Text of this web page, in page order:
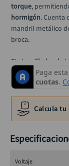
torque,
hormigón. Cuenta
mandril metálico
broca.
El atornillador de
y hasta
3.200
para un enganche
Este kit incluye 2
transporte,
el trabajo diario.
Calcula tu
Voltaje